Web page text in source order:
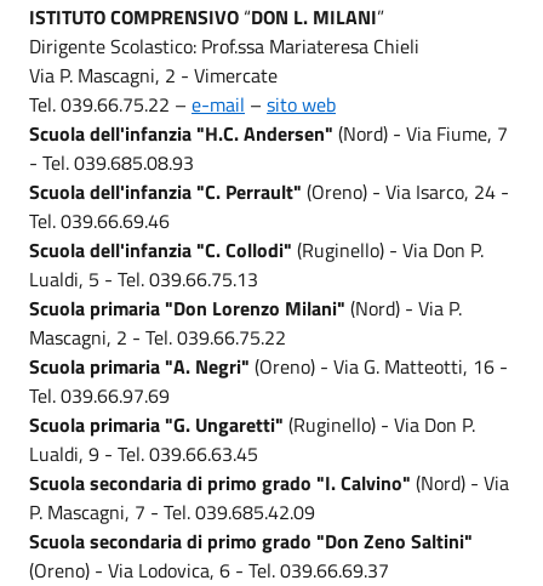
ISTITUTO COMPRENSIVO “DON L. MILANI”
Dirigente Scolastico: Prof.ssa Mariateresa Chieli
Via P. Mascagni, 2 - Vimercate
Tel. 039.66.75.22 – e-mail – sito web
Scuola dell'infanzia "H.C. Andersen" (Nord) - Via Fiume, 7
- Tel. 039.685.08.93
Scuola dell'infanzia "C. Perrault" (Oreno) - Via Isarco, 24 -
Tel. 039.66.69.46
Scuola dell'infanzia "C. Collodi" (Ruginello) - Via Don P.
Lualdi, 5 - Tel. 039.66.75.13
Scuola primaria "Don Lorenzo Milani" (Nord) - Via P.
Mascagni, 2 - Tel. 039.66.75.22
Scuola primaria "A. Negri" (Oreno) - Via G. Matteotti, 16 -
Tel. 039.66.97.69
Scuola primaria "G. Ungaretti" (Ruginello) - Via Don P.
Lualdi, 9 - Tel. 039.66.63.45
Scuola secondaria di primo grado "I. Calvino" (Nord) - Via
P. Mascagni, 7 - Tel. 039.685.42.09
Scuola secondaria di primo grado "Don Zeno Saltini"
(Oreno) - Via Lodovica, 6 - Tel. 039.66.69.37